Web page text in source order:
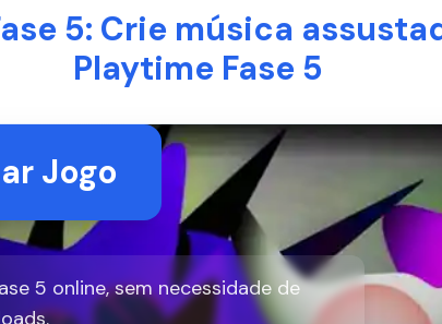
5: Crie música
Playtime Fase 5
Jogo
5 online, sem necessidade de